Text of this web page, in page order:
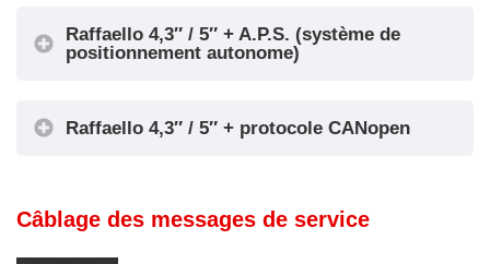
Raffaello 4,3″ / 5″ + A.P.S. (système de
positionnement autonome)
Raffaello 4,3″ / 5″ + protocole CANopen
Câblage des messages de service